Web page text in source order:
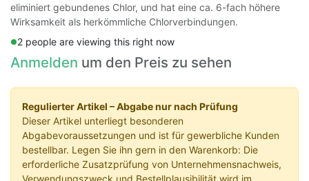
eliminiert gebundenes Chlor, und hat eine ca. 6-fach höhere
Wirksamkeit als herkömmliche Chlorverbindungen.
2 people are viewing this right now
Anmelden um den Preis zu sehen
Regulierter Artikel – Abgabe nur nach Prüfung
Dieser Artikel unterliegt besonderen
Abgabevoraussetzungen und ist für gewerbliche Kunden
bestellbar. Legen Sie ihn gern in den Warenkorb: Die
erforderliche Zusatzprüfung von Unternehmensnachweis,
Verwendungszweck und Bestellplausibilität wird im